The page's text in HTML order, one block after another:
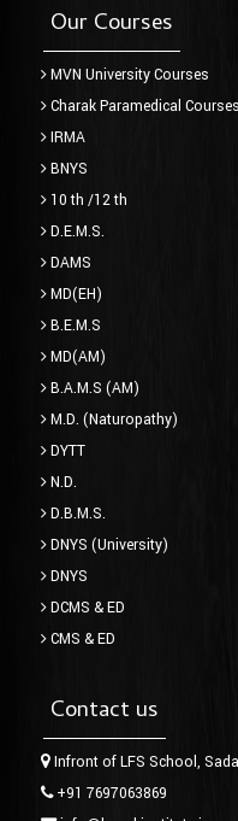
Our Courses
MVN University Courses
Charak Paramedical Courses
IRMA
BNYS
10 th /12 th
D.E.M.S.
DAMS
MD(EH)
B.E.M.S
MD(AM)
B.A.M.S (AM)
M.D. (Naturopathy)
DYTT
N.D.
D.B.M.S.
DNYS (University)
DNYS
DCMS & ED
CMS & ED
Contact us
Infront of LFS School,
+91 7697063869